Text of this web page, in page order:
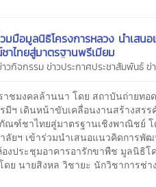
มมือมูลนิธิโครงการหลวง นำเส
ไทยสู่มาตรฐานพรีเมียม
วกิจกรรม ข่าวประกาศประชาสัมพันธ์ ข่
าชมงคลล้านนา โดย สถาบันถ่ายท
ฯ เดินหน้าขับเคลื่อนงานสร้างสรร
ฑ์ชาไทยสู่มาตรฐานเชิงพาณิชย์ โ
ลัยฯ เข้าร่วมนำเสนอแนวคิดการ
งประชุมอาคารอารักขาพืช มูลนิธิโ
ดย นายสิงหล วิชายะ นักวิชาการช่